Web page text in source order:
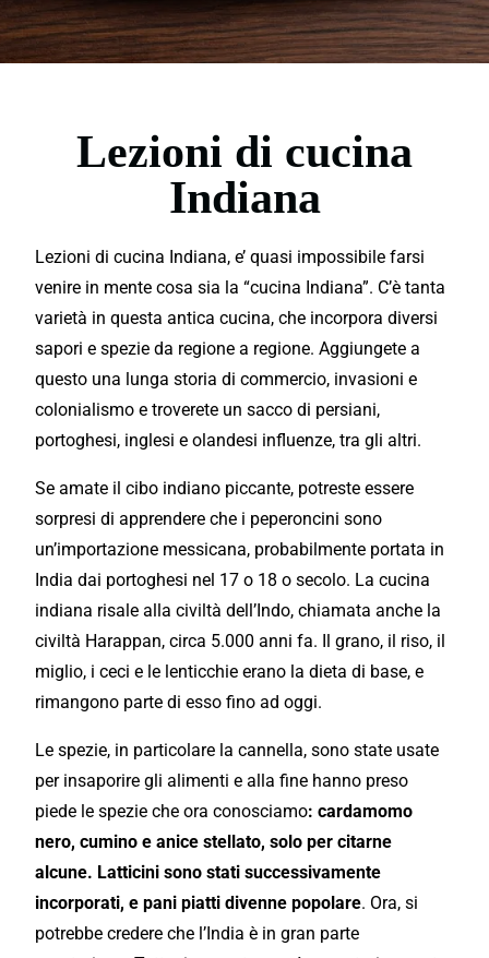
Lezioni di cucina
Indiana
Lezioni di cucina Indiana, e’ quasi impossibile farsi
venire in mente cosa sia la “cucina Indiana”. C’è tanta
varietà in questaantica cucina, che incorpora diversi
sapori e spezie da regione a regione. Aggiungete a
questo una lunga storia di commercio, invasioni e
colonialismo e troverete un sacco di persiani,
portoghesi, inglesi e olandesi influenze, tra gli altri.
Se amate il cibo indiano piccante, potreste essere
sorpresi di apprendere che i peperoncini sono
un’importazione messicana, probabilmente portata in
India dai portoghesi nel 17 o 18 o secolo. La cucina
indiana risale alla civiltà dell’Indo, chiamata anche la
civiltà Harappan, circa 5.000 anni fa. Il grano, il riso, il
miglio, i ceci e le lenticchie erano la dieta di base, e
rimangono parte di esso fino ad oggi.
Le spezie, in particolare la cannella, sono state usate
per insaporire gli alimenti e alla fine hanno preso
piede le spezie che ora conosciamo: cardamomo
nero, cumino e anice stellato, solo per citarne
alcune. Latticini sono stati successivamente
incorporati, e pani piatti divennepopolare. Ora, si
potrebbe credere che l’India è ingran parte